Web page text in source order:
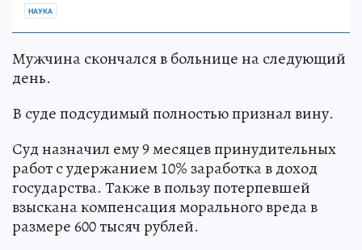
НАУКА
Мужчина скончался в больнице на следующий
день.
В суде подсудимый полностью признал вину.
Суд назначил ему 9 месяцев принудительных
работ с удержанием 10% заработка в доход
государства. Также в пользу потерпевшей
взыскана компенсация морального вреда в
размере 600 тысяч рублей.